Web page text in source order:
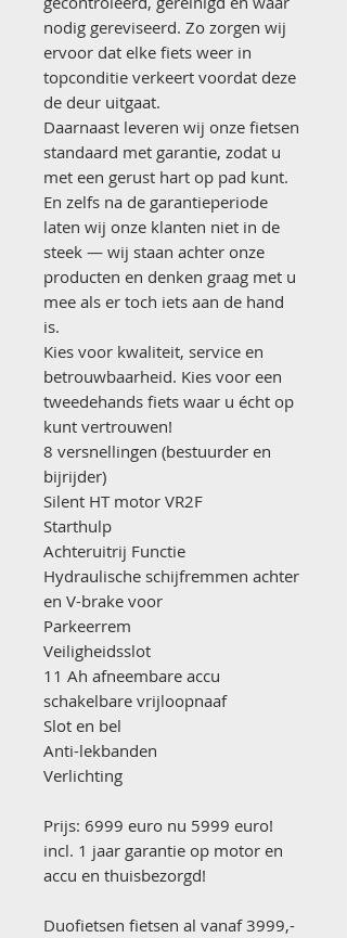
nodig gereviseerd. Zo zorgen wij
ervoor dat elke fiets weer in
topconditie verkeert voordat deze
de deur uitgaat.
Daarnaast leveren wij onze fietsen
standaard met garantie, zodat u
met een gerust hart op pad kunt.
En zelfs na de garantieperiode
laten wij onze klanten niet in de
steek — wij staan achter onze
producten en denken graag met u
mee als er toch iets aan de hand
is.
Kies voor kwaliteit, service en
betrouwbaarheid. Kies voor een
tweedehands fiets waar u écht op
kunt vertrouwen!
8 versnellingen (bestuurder en
bijrijder)
Silent HT motor VR2F
Starthulp
Achteruitrij Functie
Hydraulische schijfremmen achter
en V-brake voor
Parkeerrem
Veiligheidsslot
11 Ah afneembare accu
schakelbare vrijloopnaaf
Slot en bel
Anti-lekbanden
Verlichting
Prijs: 6999 euro nu 5999 euro!
incl. 1 jaar garantie op motor en
accu en thuisbezorgd!
Duofietsen fietsen al vanaf 3999,-